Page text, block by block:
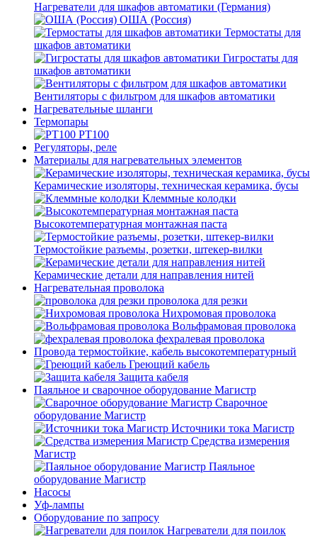
Нагреватели для шкафов автоматики (Германия)
ОША (Россия)
Термостаты для
шкафов автоматики
Гигростаты для
шкафов автоматики
Вентиляторы с фильтром для шкафов автоматики
Нагревательные шланги
Термопары
PT100
Регуляторы, реле
Материалы для нагревательных элементов
Керамические изоляторы, техническая керамика, бусы
Клеммные колодки
Высокотемпературная монтажная паста
Термостойкие разъемы, розетки, штекер-вилки
Керамические детали для направления нитей
Нагревательная проволока
проволока для резки
Нихромовая проволока
Вольфрамовая проволока
фехралевая проволока
Провода термостойкие, кабель высокотемпературный
Греющий кабель
Защита кабеля
Паяльное и сварочное оборудование Магистр
Сварочное
оборудование Магистр
Источники тока Магистр
Средства измерения
Магистр
Паяльное
оборудование Магистр
Насосы
Уф-лампы
Оборудование по запросу
Нагреватели для поилок